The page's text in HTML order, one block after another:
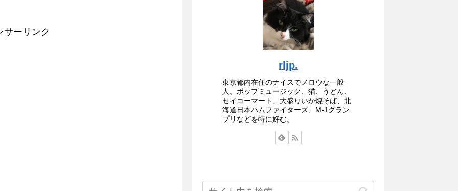
サーリンク
rljp.
東京都内在住のナイスでメロウな一般
人。ポップミュージック、猫、うどん、
セイコーマート、大盛りいか焼そば、北
海道日本ハムファイターズ、M-1グラン
プリなどを特に好む。